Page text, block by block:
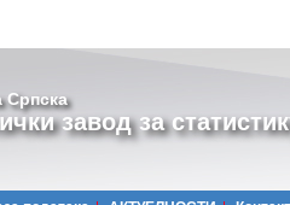
Српска
завод за